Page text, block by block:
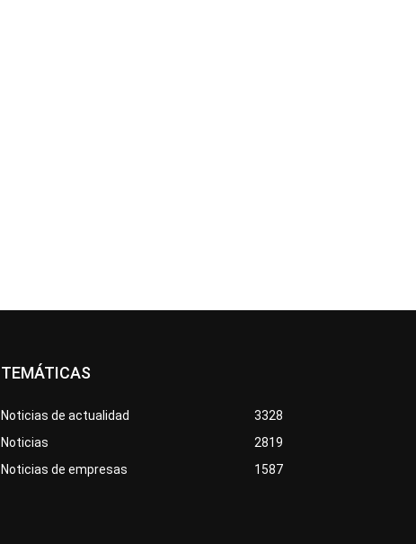
TEMÁTICAS
Noticias de actualidad
3328
Noticias
2819
Noticias de empresas
1587